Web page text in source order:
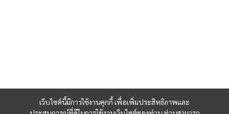
เว็บไซต์นี้มีการใช้งานคุกกี้ เพื่อเพิ่มประสิทธิภาพและ